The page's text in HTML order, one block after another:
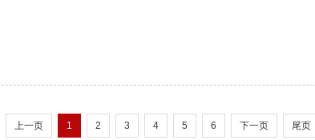
上一页 1 2 3 4 5 6 下一页 尾页